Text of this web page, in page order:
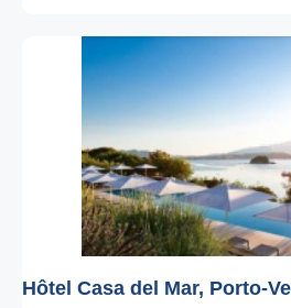
Hôtel Casa del Mar, Porto-